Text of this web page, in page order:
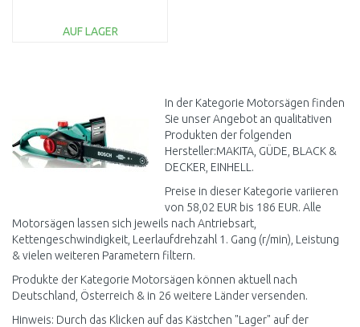
AUF LAGER
In der Kategorie Motorsägen finden
Sie unser Angebot an qualitativen
Produkten der folgenden
Hersteller:MAKITA, GÜDE, BLACK &
DECKER, EINHELL.
Preise in dieser Kategorie variieren
von 58,02 EUR bis 186 EUR. Alle
Motorsägen lassen sich jeweils nach Antriebsart,
Kettengeschwindigkeit, Leerlaufdrehzahl 1. Gang (r/min), Leistung
& vielen weiteren Parametern filtern.
Produkte der Kategorie Motorsägen können aktuell nach
Deutschland, Österreich & in 26 weitere Länder versenden.
Hinweis: Durch das Klicken auf das Kästchen "Lager" auf der